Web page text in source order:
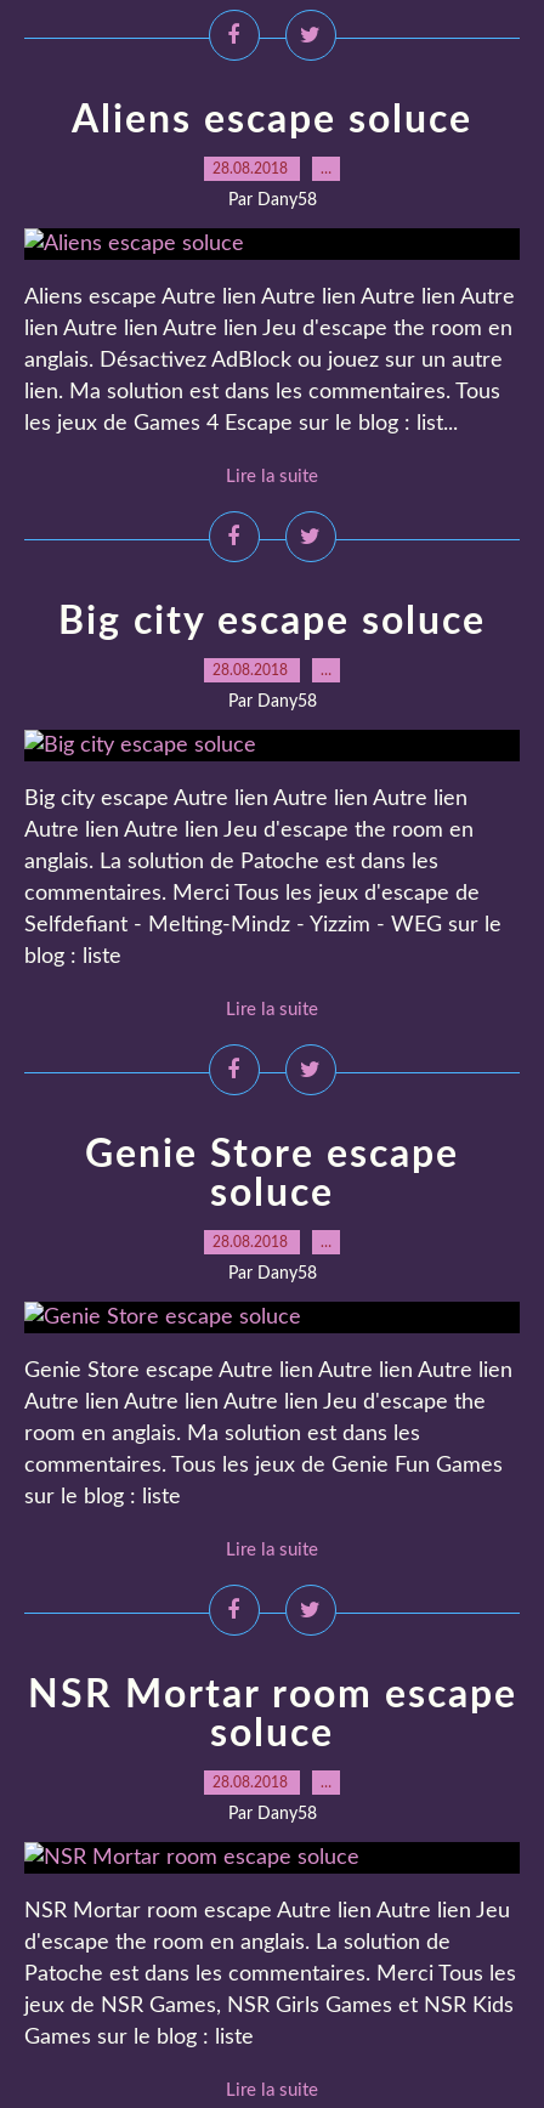
Aliens escape soluce
28.08.2018 …
Par Dany58
Aliens escape Autre lien Autre lien Autre lien Autre
lien Autre lien Autre lien Jeu d'escape the room en
anglais. Désactivez AdBlock ou jouez sur un autre
lien. Ma solution est dans les commentaires. Tous
les jeux de Games 4 Escape sur le blog : list...
Lire la suite
Big city escape soluce
28.08.2018 …
Par Dany58
Big city escape Autre lien Autre lien Autre lien
Autre lien Autre lien Jeu d'escape the room en
anglais. La solution de Patoche est dans les
commentaires. Merci Tous les jeux d'escape de
Selfdefiant - Melting-Mindz - Yizzim - WEG sur le
blog : liste
Lire la suite
Genie Store escape
soluce
28.08.2018 …
Par Dany58
Genie Store escape Autre lien Autre lien Autre lien
Autre lien Autre lien Autre lien Jeu d'escape the
room en anglais. Ma solution est dans les
commentaires. Tous les jeux de Genie Fun Games
sur le blog : liste
Lire la suite
NSR Mortar room escape
soluce
28.08.2018 …
Par Dany58
NSR Mortar room escape Autre lien Autre lien Jeu
d'escape the room en anglais. La solution de
Patoche est dans les commentaires. Merci Tous les
jeux de NSR Games, NSR Girls Games et NSR Kids
Games sur le blog : liste
Lire la suite